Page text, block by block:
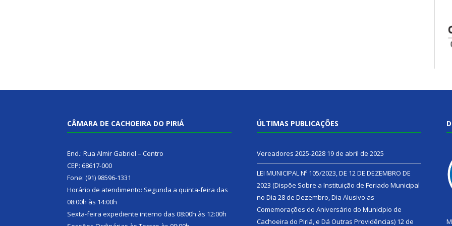
CÂMARA DE CACHOEIRA DO PIRIÁ
End.: Rua Almir Gabriel – Centro
CEP: 68617-000
Fone: (91) 98596-1331
Horário de atendimento: Segunda a quinta-feira das
08:00h às 14:00h
Sexta-feira expediente interno das 08:00h às 12:00h
ÚLTIMAS PUBLICAÇÕES
Vereadores 2025-2028 19 de abril de 2025
LEI MUNICIPAL Nº 105/2023, DE 12 DE DEZEMBRO DE
2023 (Dispõe Sobre a Instituição de Feriado Municipal
no Dia 28 de Dezembro, Dia Alusivo as
Comemorações do Aniversário do Município de
Cachoeira do Piriá, e Dá Outras Providências) 12 de